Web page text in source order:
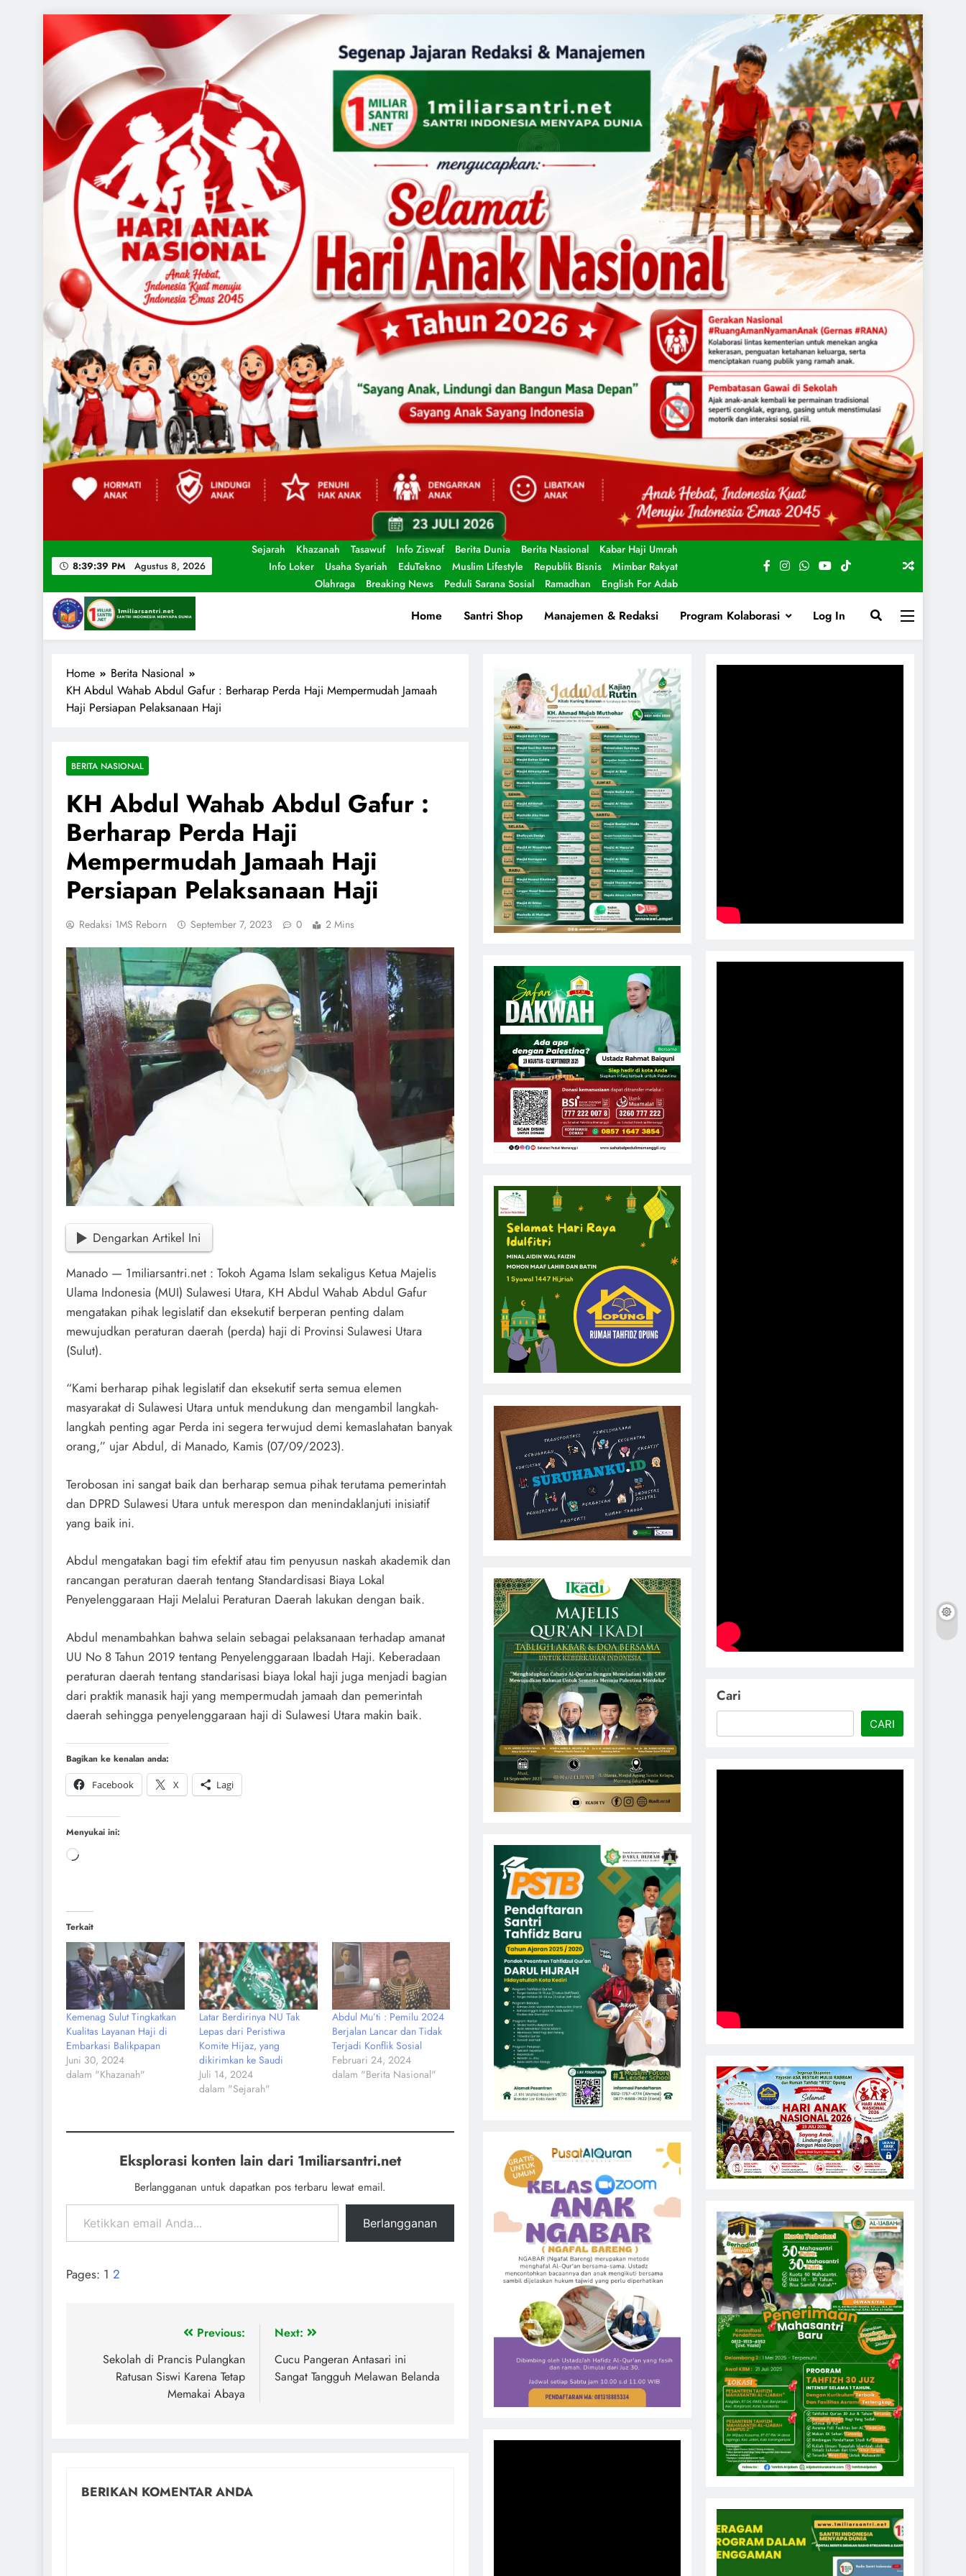
8:39:41 PM Agustus 8, 2026
Sejarah Khazanah Tasawuf Info Ziswaf Berita Dunia Berita Nasional
Kabar Haji Umrah
Info Loker
Usaha Syariah EduTekno Muslim Lifestyle Republik Bisnis
Mimbar Rakyat
Olahraga
Breaking News Peduli Sarana Sosial Ramadhan English For Adab
1miliarsantri.net
Home Santri Shop Manajemen & Redaksi Program Kolaborasi Log In
Home
Berita Nasional
KH Abdul Wahab Abdul Gafur : Berharap Perda Haji Mempermudah Jamaah
Haji Persiapan Pelaksanaan Haji
BERITA NASIONAL
KH Abdul Wahab Abdul Gafur :
Berharap Perda Haji
Mempermudah Jamaah Haji
Persiapan Pelaksanaan Haji
Redaksi 1MS Reborn September 7, 2023 0 2 Mins
Dengarkan Artikel Ini
Manado — 1miliarsantri.net : Tokoh Agama Islam sekaligus Ketua Majelis
Ulama Indonesia (MUI) Sulawesi Utara, KH Abdul Wahab Abdul Gafur
mengatakan pihak legislatif dan eksekutif berperan penting dalam
mewujudkan peraturan daerah (perda) haji di Provinsi Sulawesi Utara
(Sulut).
“Kami berharap pihak legislatif dan eksekutif serta semua elemen
masyarakat di Sulawesi Utara untuk mendukung dan mengambil langkah-
langkah penting agar Perda ini segera terwujud demi kemaslahatan banyak
orang,” ujar Abdul, di Manado, Kamis (07/09/2023).
Terobosan ini sangat baik dan berharap semua pihak terutama pemerintah
dan DPRD Sulawesi Utara untuk merespon dan menindaklanjuti inisiatif
yang baik ini.
Abdul mengatakan bagi tim efektif atau tim penyusun naskah akademik dan
rancangan peraturan daerah tentang Standardisasi Biaya Lokal
Penyelenggaraan Haji Melalui Peraturan Daerah lakukan dengan baik.
Abdul menambahkan bahwa selain sebagai pelaksanaan terhadap amanat
UU No 8 Tahun 2019 tentang Penyelenggaraan Ibadah Haji. Keberadaan
peraturan daerah tentang standarisasi biaya lokal haji juga menjadi bagian
dari praktik manasik haji yang mempermudah jamaah dan pemerintah
daerah sehingga penyelenggaraan haji di Sulawesi Utara makin baik.
Bagikan ke kenalan anda:
Facebook
X Lagi
Menyukai ini:
Terkait
Kemenag Sulut Tingkatkan
Kualitas Layanan Haji di
Embarkasi Balikpapan
Juni 30, 2024
dalam "Khazanah"
Latar Berdirinya NU Tak
Lepas dari Peristiwa
Komite Hijaz, yang
dikirimkan ke Saudi
Juli 14, 2024
dalam "Sejarah"
Abdul Mu’ti : Pemilu 2024
Berjalan Lancar dan Tidak
Terjadi Konflik Sosial
Februari 24, 2024
dalam "Berita Nasional"
Eksplorasi konten lain dari 1miliarsantri.net
Berlangganan untuk dapatkan pos terbaru lewat email.
Berlangganan
Pages: 1 2
Previous:
Sekolah di Prancis Pulangkan
Ratusan Siswi Karena Tetap
Memakai Abaya
Next:
Cucu Pangeran Antasari ini
Sangat Tangguh Melawan Belanda
BERIKAN KOMENTAR ANDA
Cari
CARI